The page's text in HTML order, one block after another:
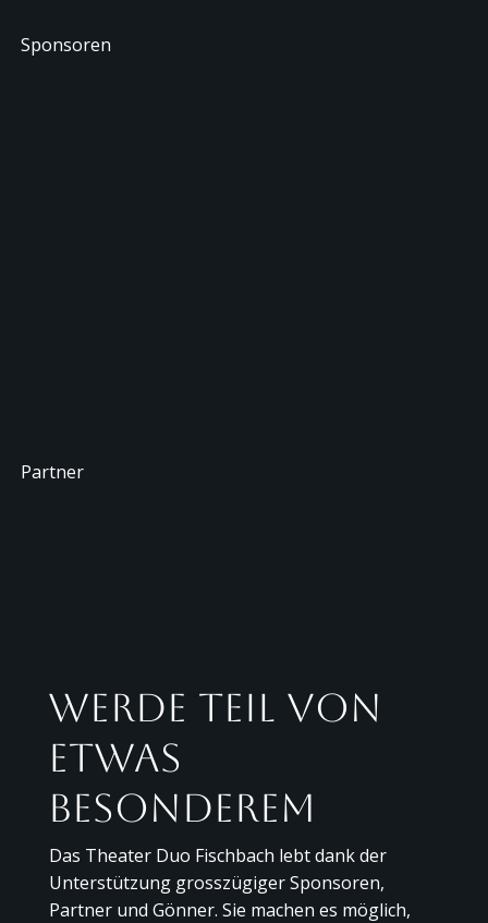
Sponsoren
Partner
Werde Teil von
etwas
Besonderem
Das Theater Duo Fischbach lebt dank der
Unterstützung grosszügiger Sponsoren,
Partner und Gönner. Sie machen es möglich,